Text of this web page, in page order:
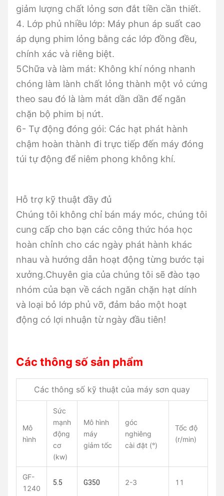
giảm lượng chất lỏng sơn đắt tiền cần thiết.
4. Lớp phủ nhiều lớp: Máy phun áp suất cao
áp dụng phim lỏng bằng các lớp đồng đều,
chính xác và riêng biệt.
5Chữa và làm mát: Không khí nóng nhanh
chóng làm lành chất lỏng thành một vỏ cứng
theo sau đó là làm mát dần dần để ngăn
chặn bộ phim bị nứt.
6- Tự động đóng gói: Các hạt phát hành
chậm hoàn thành đi trực tiếp đến máy đóng
túi tự động để niêm phong không khí.
Hỗ trợ kỹ thuật đầy đủ
Chúng tôi không chỉ bán máy móc, chúng tôi
cung cấp cho bạn các công thức hóa học
hoàn chỉnh cho các ngày phát hành khác
nhau và hướng dẫn hoạt động từng bước tại
xưởng.Chuyên gia của chúng tôi sẽ đào tạo
nhóm của bạn về cách ngăn chặn hạt dính
và loại bỏ lớp phủ vỡ, đảm bảo một hoạt
động có lợi nhuận từ ngày đầu tiên!
Các thông số sản phẩm
Các thông số kỹ thuật của máy sơn quay
Mô
hình
Sức
mạnh
động
cơ
(kw)
Mô hình
máy
giảm tốc
góc
nghiêng
cài đặt (°)
Tốc độ
(r/min)
GF-
1240
5.5 G350 2-3 11